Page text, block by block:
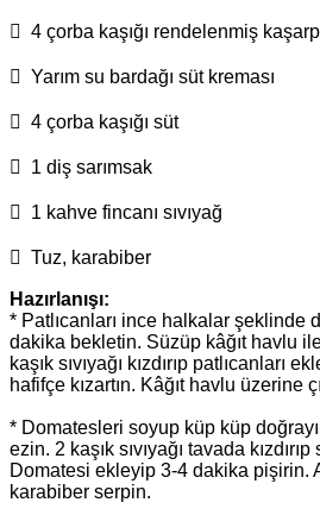
 4 çorba kaşığı rendelenmiş
 Yarım su bardağı süt kreması
 4 çorba kaşığı süt
 1 diş sarımsak
 1 kahve fincanı sıvıyağ
 Tuz, karabiber
Hazırlanışı:
* Patlıcanları ince halkalar şeklinde
dakika bekletin. Süzüp kâğıt havlu
kaşık sıvıyağı kızdırıp patlıcanları
hafifçe kızartın. Kâğıt havlu üzerine
* Domatesleri soyup küp küp
ezin. 2 kaşık sıvıyağı tavada
Domatesi ekleyip 3-4 dakika pişirin.
karabiber serpin.